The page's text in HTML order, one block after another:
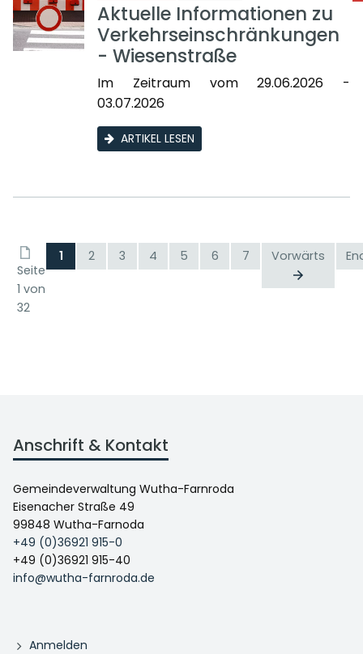
Aktuelle Informationen zu
Verkehrseinschränkungen
- Wiesenstraße
Im Zeitraum vom 29.06.2026 -
03.07.2026
ARTIKEL LESEN
Seite
1 von
32
1 2 3 4 5 6 7 Vorwärts
Anschrift & Kontakt
Gemeindeverwaltung Wutha-Farnroda
Eisenacher Straße 49
99848 Wutha-Farnoda
+49 (0)36921 915-0
+49 (0)36921 915-40
info@wutha-farnroda.de
Anmelden